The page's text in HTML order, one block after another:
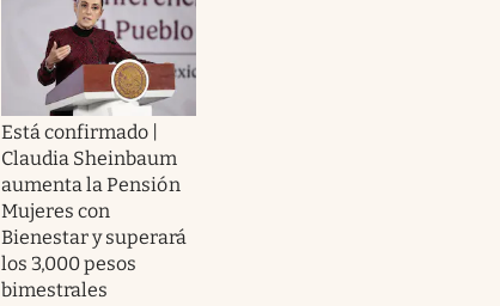
Está confirmado |
Claudia Sheinbaum
aumenta la Pensión
Mujeres con
Bienestar y superará
los 3,000 pesos
bimestrales